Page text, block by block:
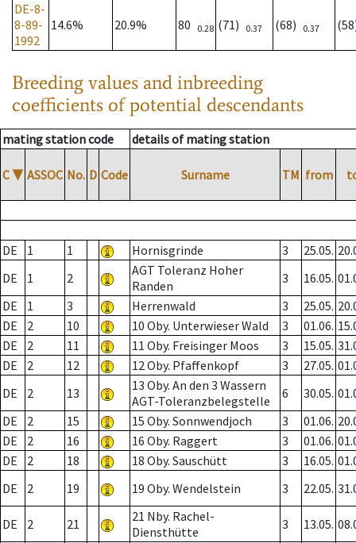
DE-8-
8-89-
1992
14.6% 20.9% 80 0.28 (71) 0.37 (68) 0.37
Breeding values and inbreeding
coefficients of potential descendants
mating station code details of mating station
C ▼ ASSOC No. D Code Surname TM from
DE 1 1 Hornisgrinde 3 25.05.
DE
1 2
AGT Toleranz Hoher
Randen
3 16.05.
DE
1 3 Herrenwald 3 25.05.
DE
2 10 10 Oby. Unterwieser Wald 3 01.06.
DE
2 11 11 Oby. Freisinger Moos 3 15.05.
DE
2 12 12 Oby. Pfaffenkopf 3 27.05.
DE
2 13
13 Oby. An den 3 Wassern
AGT-Toleranzbelegstelle
6 30.05.
DE
2 15 15 Oby. Sonnwendjoch 3 01.06.
DE
2 16 16 Oby. Raggert 3 01.06.
DE
2 18 18 Oby. Sauschütt 3 16.05.
DE
2 19 19 Oby. Wendelstein 3 22.05.
DE 2 21
21 Nby. Rachel-
Diensthütte
3 13.05.